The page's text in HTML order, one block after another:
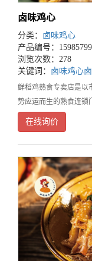
卤味鸡心
分类： 卤味鸡心
产品编号：
浏览次数：278
关键词： 卤味鸡心
鲜稻鸡熟食专卖店是以
势应运而生的熟食连锁
大的上升势头熟食消费
食市场规模不断扩大、
在线询价